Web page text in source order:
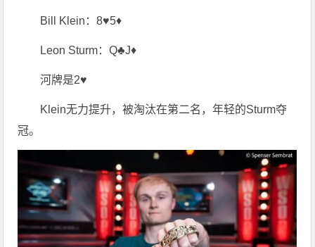
Bill Klein：8♥5♦
Leon Sturm：Q♣J♦
河牌是2♥
Klein无力提升，被淘汰在第二名，年轻的Sturm夺
冠。